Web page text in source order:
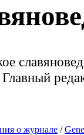
о журнале /